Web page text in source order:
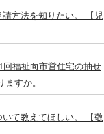
請方法を知りたい。 【児
回福祉向市営住宅の抽せ
すか。
て教えてほしい。 【敬